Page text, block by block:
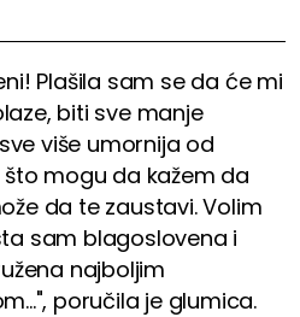
Plašila sam se da će mi
biti sve manje
više umornija od
što mogu da kažem da
da te zaustavi. Volim
sam blagoslovena i
najboljim
poručila je glumica.